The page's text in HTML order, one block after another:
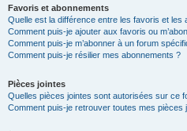
Favoris et abonnements
Quelle est la différence entre les favoris et les
Comment puis-je ajouter aux favoris ou
Comment puis-je m’abonner à un forum
Comment puis-je résilier mes abonnements ?
Pièces jointes
Quelles pièces jointes sont autorisées sur ce
Comment puis-je retrouver toutes mes pièces